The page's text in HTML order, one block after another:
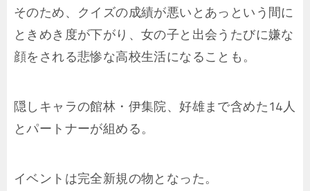
そのため、クイズの成績が悪いとあっという間に
ときめき度が下がり、女の子と出会うたびに嫌な
顔をされる悲惨な高校生活になることも。
隠しキャラの館林・伊集院、好雄まで含めた14人
とパートナーが組める。
イベントは完全新規の物となった。